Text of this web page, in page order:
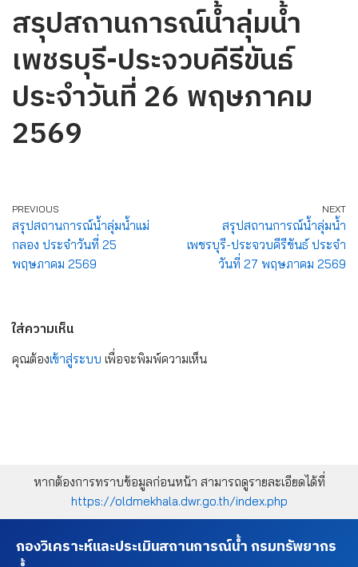
สรุปสถานการณ์น้ำลุ่มน้ำ
เพชรบุรี-ประจวบคีรีขันธ์
ประจำวันที่ 26 พฤษภาคม
2569
PREVIOUS
สรุปสถานการณ์น้ำลุ่มน้ำแม่
กลอง ประจำวันที่ 25
พฤษภาคม 2569
NEXT
สรุปสถานการณ์น้ำลุ่มน้ำ
เพชรบุรี-ประจวบคีรีขันธ์ ประจำ
วันที่ 27 พฤษภาคม 2569
ใส่ความเห็น
คุณต้องเข้าสู่ระบบ เพื่อจะพิมพ์ความเห็น
หากต้องการทราบข้อมูลก่อนหน้า สามารถดูรายละเอียดได้ที่
https://oldmekhala.dwr.go.th/index.php
กองวิเคราะห์และประเมินสถานการณ์น้ำ กรมทรัพยากร